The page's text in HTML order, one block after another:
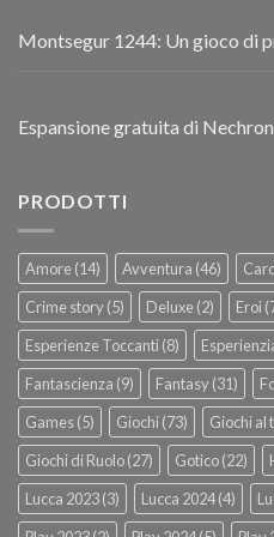
Montsegur 1244: Un gioco di
Espansione gratuita di
PRODOTTI
Amore(14) Avventura (46)
Crime story(5) Deluxe(2) Eroi
Esperienze Toccanti(8)
Fantascienza (9) Fantasy(31)
Games(5) Giochi(73) Giochi al
Giochi di Ruolo(27) Gotico(22)
Lucca 2023(3) Lucca 2024(4)